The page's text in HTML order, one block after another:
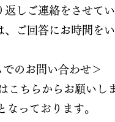
しご連絡をさせてい
ご回答にお時間をい
のお問い合わせ＞
こちらからお願いし
ます。